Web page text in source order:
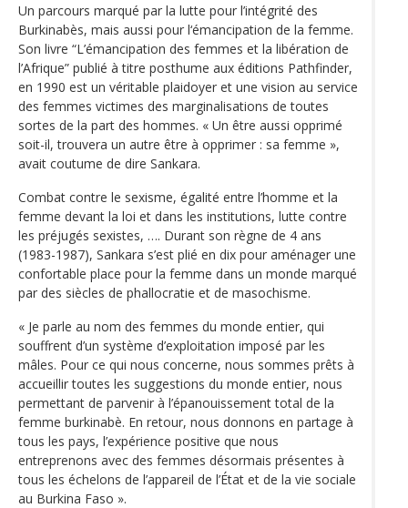
Un parcours marqué par la lutte pour l’intégrité des
Burkinabès, mais aussi pour l‘émancipation de la femme.
Son livre “L’émancipation des femmes et la libération de
l’Afrique” publié à titre posthume aux éditions Pathfinder,
en 1990 est un véritable plaidoyer et une vision au service
des femmes victimes des marginalisations de toutes
sortes de la part des hommes. « Un être aussi opprimé
soit-il, trouvera un autre être à opprimer : sa femme »,
avait coutume de dire Sankara.
Combat contre le sexisme, égalité entre l’homme et la
femme devant la loi et dans les institutions, lutte contre
les préjugés sexistes, …. Durant son règne de 4 ans
(1983-1987), Sankara s’est plié en dix pour aménager une
confortable place pour la femme dans un monde marqué
par des siècles de phallocratie et de masochisme.
« Je parle au nom des femmes du monde entier, qui
souffrent d’un système d’exploitation imposé par les
mâles. Pour ce qui nous concerne, nous sommes prêts à
accueillir toutes les suggestions du monde entier, nous
permettant de parvenir à l’épanouissement total de la
femme burkinabè. En retour, nous donnons en partage à
tous les pays, l’expérience positive que nous
entreprenons avec des femmes désormais présentes à
tous les échelons de l’appareil de l’État et de la vie sociale
au Burkina Faso ».